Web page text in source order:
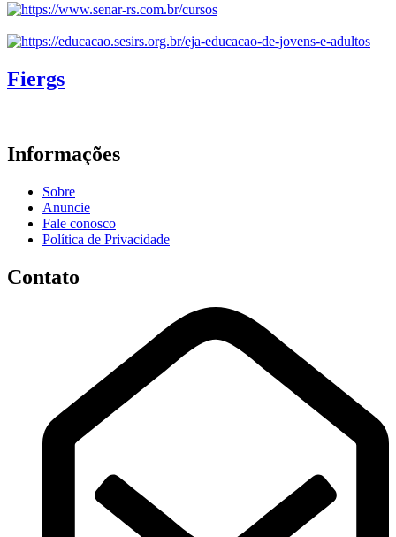
Fiergs
Informações
Sobre
Anuncie
Fale conosco
Política de Privacidade
Contato